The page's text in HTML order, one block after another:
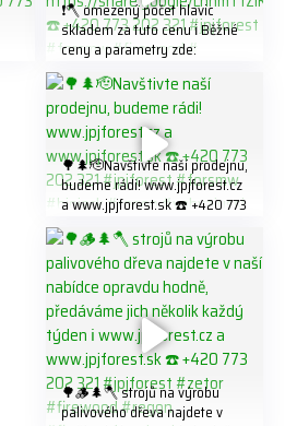
❗️🪓 omezený počet hlavic
skladem za tuto cenu ℹ️ Běžné
ceny a parametry zde:
https://share.google/LnhmTfZl
K8W5t7i6o ☎️ +420 773 202
321 #jpjforest #forsmw
#firewood #
🌳🌲🫡Navštivte naší prodejnu,
budeme rádi! www.jpjforest.cz
a www.jpjforest.sk ☎️ +420 773
202 321 #jpjforest #forsmw
#biojack #regon #vahvajussi
🌳🪵🌲🪓 strojů na výrobu
palivového dřeva najdete v